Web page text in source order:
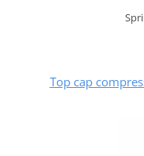
Top cap